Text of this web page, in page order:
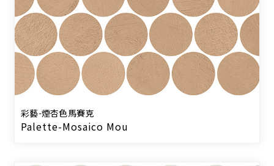
彩藝-煙杏色馬賽克
Palette-Mosaico Mou